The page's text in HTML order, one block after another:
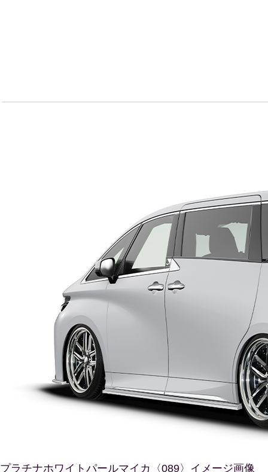
プラチナホワイトパールマイカ〈089〉イメージ画像